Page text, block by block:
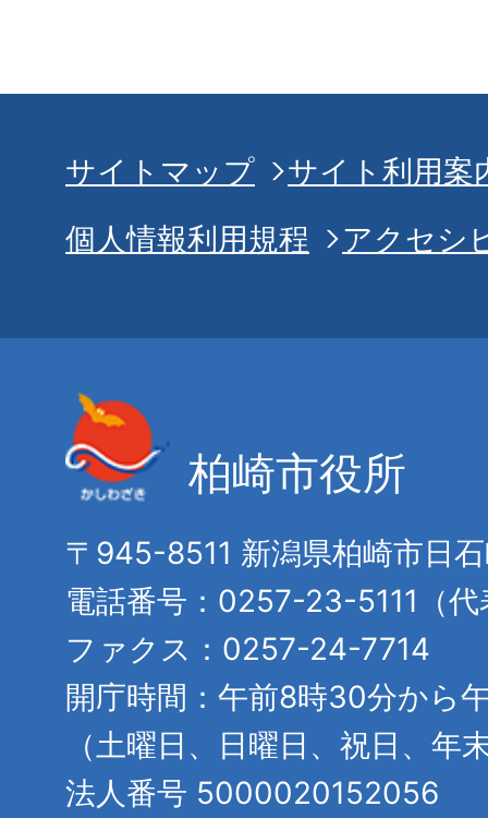
サイトマップ
サイト利用案
個人情報利用規程
アクセシ
柏崎市役所
〒945-8511 新潟県柏崎市日
電話番号：0257-23-5111（代
ファクス：0257-24-7714
開庁時間：午前8時30分から
（土曜日、日曜日、祝日、年
法人番号 5000020152056